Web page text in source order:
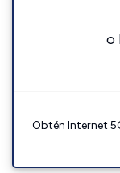
o
Obtén Internet